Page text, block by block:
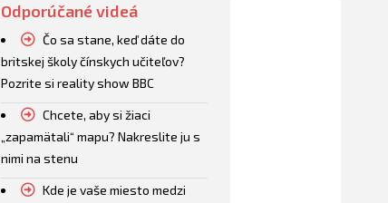
Odporúčané videá
Čo sa stane, keď dáte do
britskej školy čínskych učiteľov?
Pozrite si reality show BBC
Chcete, aby si žiaci
„zapamätali“ mapu? Nakreslite ju s
nimi na stenu
Kde je vaše miesto medzi